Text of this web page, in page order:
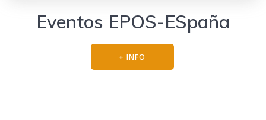
Eventos EPOS-ESpaña
+ INFO